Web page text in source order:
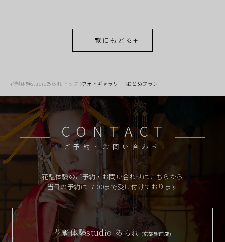
一覧にもどる
花魁体験studioあられ トップ フォトギャラリー おとめプラン
CONTACT
ご予約・お問い合わせ
花魁体験のご予約・お問い合わせはこちらから
当日の予約は17:00まで受け付けております
花魁体験studio あられ (京都駅前店)